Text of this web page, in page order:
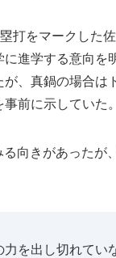
打をマークした
進学する意向を
が、真鍋の場合は
前に示していた。
向きがあったが
力を出し切れてい